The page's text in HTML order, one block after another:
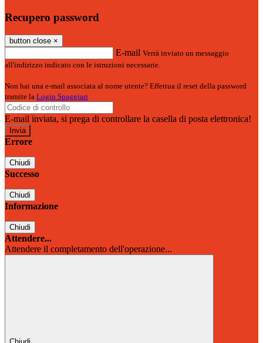
Recupero password
button close ×
E-mail Verrà inviato un messaggio
all'indirizzo indicato con le istruzioni necessarie.
Non hai una e-mail associata al nome utente? Effettua il reset della password
tramite la Login Spaggiari
E-mail inviata, si prega di controllare la casella di posta elettronica!
Errore
Chiudi
Successo
Chiudi
Informazione
Chiudi
Attendere...
Attendere il completamento dell'operazione...